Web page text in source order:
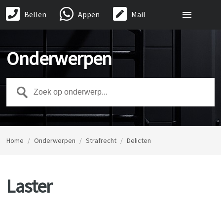
Bellen Appen Mail
Onderwerpen
Home / Onderwerpen / Strafrecht / Delicten
Laster